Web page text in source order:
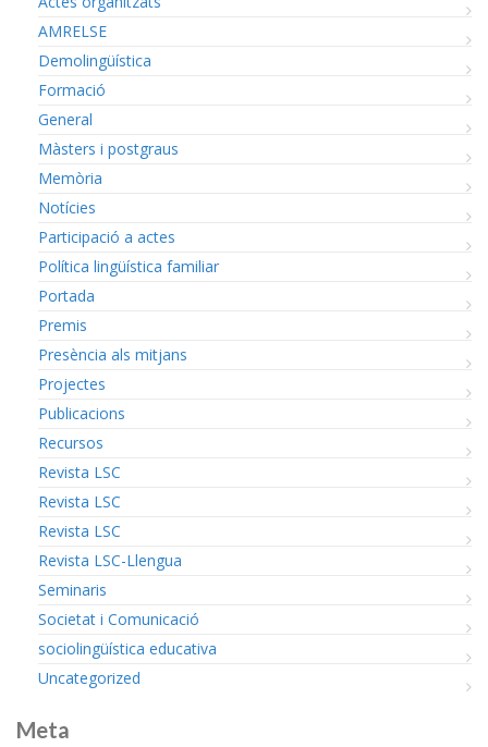
AMRELSE
Demolingüística
Formació
General
Màsters i postgraus
Memòria
Notícies
Participació a actes
Política lingüística familiar
Portada
Premis
Presència als mitjans
Projectes
Publicacions
Recursos
Revista LSC
Revista LSC
Revista LSC
Revista LSC-Llengua
Seminaris
Societat i Comunicació
sociolingüística educativa
Uncategorized
Meta